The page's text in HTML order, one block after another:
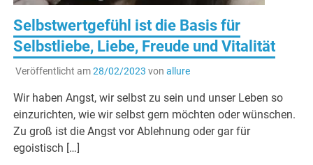
Selbstwertgefühl ist die Basis für
Selbstliebe, Liebe, Freude und Vitalität
Veröffentlicht am28/02/2023 von allure
Wir haben Angst, wir selbst zu sein und unser Leben so
einzurichten, wie wir selbst gern möchten oder wünschen.
Zu groß ist die Angst vor Ablehnung oder gar für
egoistisch […]